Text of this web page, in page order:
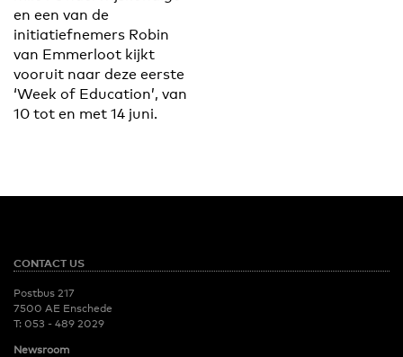
en een van de
initiatiefnemers Robin
van Emmerloot kijkt
vooruit naar deze eerste
‘Week of Education’, van
10 tot en met 14 juni.
CONTACT US
Postbus 217
7500 AE Enschede
T: 053 - 489 2029
Newsroom